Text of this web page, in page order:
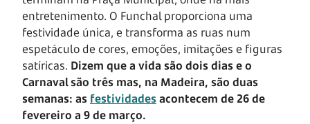
entretenimento. O Funchal proporciona uma
festividade única, e transforma as ruas num
espetáculo de cores, emoções, imitações e figuras
satíricas. Dizem que a vida são dois dias e o
Carnaval são três mas, na Madeira, são duas
semanas: as festividadesacontecem de 26 de
fevereiro a 9 de março.